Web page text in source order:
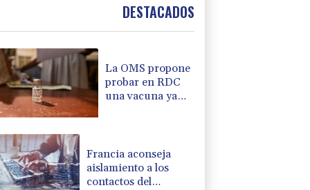
DESTACADOS
La OMS propone
probar en RDC
una vacuna ya
Francia aconseja
aislamiento a los
contactos del